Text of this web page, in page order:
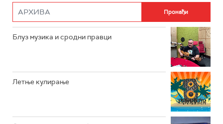
Блуз музика и сродни правци
Летње кулирање